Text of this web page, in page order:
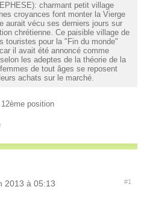
charmant petit village
croyances font monter la Vierge
aurait vécu ses derniers jours sur
chrétienne. Ce paisible village de
touristes pour la "Fin du monde"
il avait été annoncé comme
les adeptes de la théorie de la
de tout âges se reposent
achats sur le marché.
position
2013 à 05:13 #1